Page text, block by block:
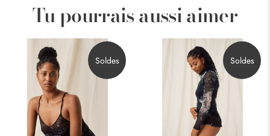
Tu pourrais aussi aimer
Soldes Soldes